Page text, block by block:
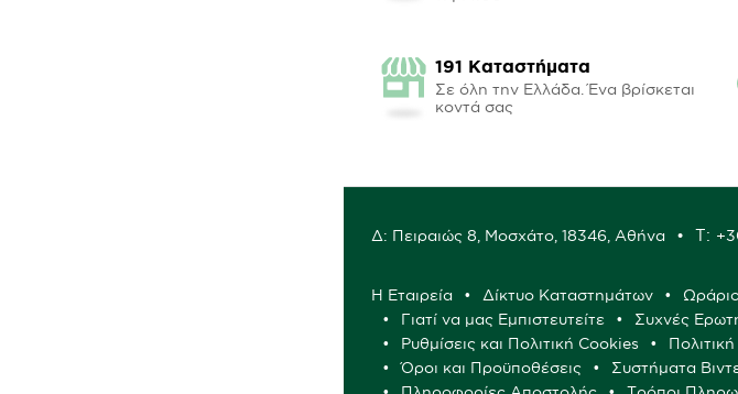
191 Καταστήματα
Σε όλη την Ελλάδα. Ένα βρίσκεται
κοντά σας
Δ: Πειραιώς 8, Μοσχάτο, 18346, Αθήνα Τ:
Η Εταιρεία Δίκτυο Καταστημάτων
Γιατί να μας Εμπιστευτείτε
Συχνές
Ρυθμίσεις και Πολιτική Cookies
Όροι και Προϋποθέσεις
Συστήματα